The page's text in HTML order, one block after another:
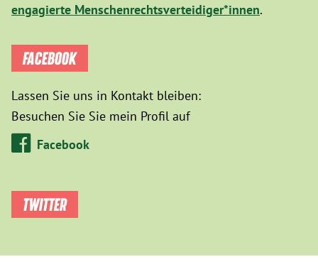
engagierte Menschenrechtsverteidiger*innen.
FACEBOOK
Lassen Sie uns in Kontakt bleiben:
Besuchen Sie Sie mein Profil auf
Facebook
TWITTER